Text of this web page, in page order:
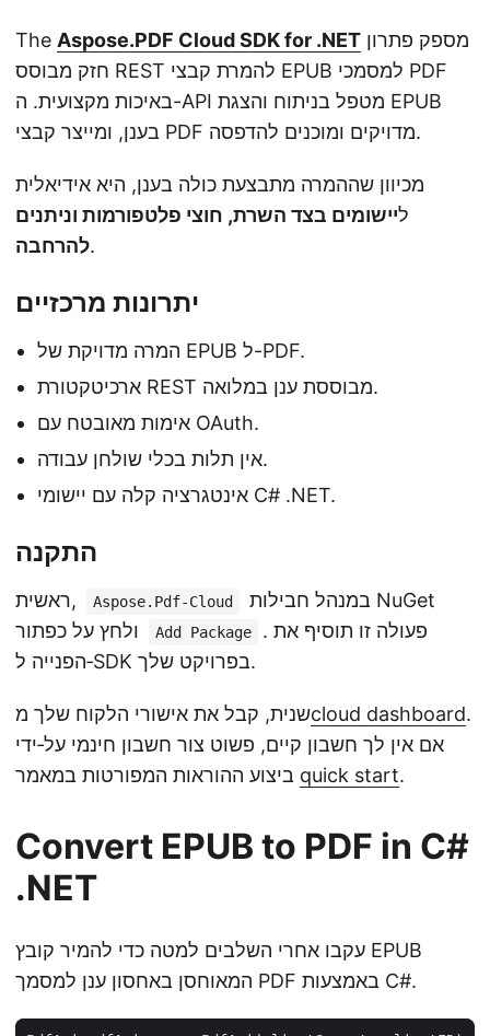
The Aspose.PDF Cloud SDK for .NET
חזק מבוסס REST להמרת קבצי EPUB למסמכי PDF
באיכות מקצועית. ה-API מטפל בניתוח והצגת EPUB
בענן, ומייצר קבצי PDF מדויקים ומוכנים להדפסה.
מכיוון שההמרה מתבצעת כולה בענן, היא אידיאלית
ליישומים בצד השרת, חוצי פלטפורמות וניתנים
להרחבה.
יתרונות מרכזיים
המרה מדויקת של EPUB ל-PDF.
ארכיטקטורת REST מבוססת ענן במלואה.
אימות מאובטח עם OAuth.
אין תלות בכלי שולחן עבודה.
אינטגרציה קלה עם יישומי C# .NET.
התקנה
ראשית, Aspose.Pdf-Cloud
Add Package
. פעולה זו תוסיף את
הפנייה ל‑SDK בפרויקט שלך.
שנית, קבל את אישורי הלקוח שלך מcloud dashboard.
אם אין לך חשבון קיים, פשוט צור חשבון חינמי על‑ידי
quick start.
Convert EPUB to PDF in C#
.NET
עקבו אחרי השלבים למטה כדי להמיר קובץ EPUB
המאוחסן באחסון ענן למסמך PDF באמצעות C#.